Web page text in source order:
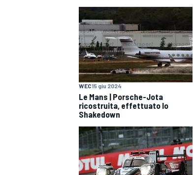
WEC15 giu 2024
Le Mans | Porsche-Jota
ricostruita, effettuato lo
Shakedown